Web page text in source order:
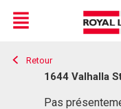
Live
En Direct
Menu
Retour
1644 Valhalla
Pas